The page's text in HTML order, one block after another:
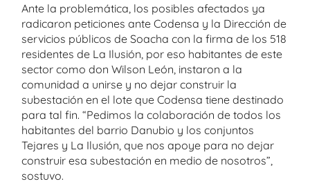
Ante la problemática, los posibles afectados ya
radicaron peticiones ante Codensa y la Dirección de
servicios públicos de Soacha con la firma de los 518
residentes de La Ilusión, por eso habitantes de este
sector como don Wilson León, instaron a la
comunidad a unirse y no dejar construir la
subestación en el lote que Codensa tiene destinado
para tal fin. “Pedimos la colaboración de todos los
habitantes del barrio Danubio y los conjuntos
Tejares y La Ilusión, que nos apoye para no dejar
construir esa subestación en medio de nosotros”,
sostuvo.